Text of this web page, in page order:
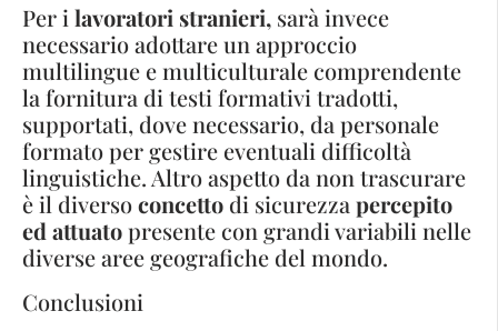
Per i lavoratori stranieri, sarà invece
necessario adottare un approccio
multilingue e multiculturale comprendente
la fornitura di testi formativi tradotti,
supportati, dove necessario, da personale
formato per gestire eventuali difficoltà
linguistiche. Altro aspetto da non trascurare
è il diversoconcetto di sicurezza percepito
ed attuatopresente con grandi variabili nelle
diverse aree geografiche del mondo.
Conclusioni